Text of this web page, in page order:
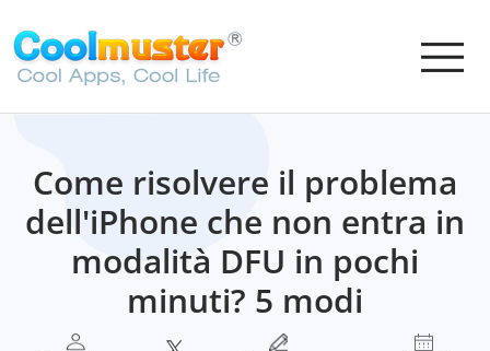
Come risolvere il problema
dell'iPhone che non entra in
modalità DFU in pochi
minuti? 5 modi